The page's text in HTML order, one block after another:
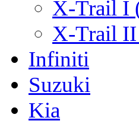
X-Trail I
X-Trail II
Infiniti
Suzuki
Kia